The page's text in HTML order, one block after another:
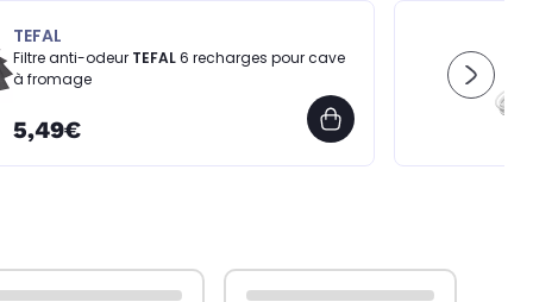
TEFAL
Filtre anti-odeur TEFAL
à fromage
5,49€